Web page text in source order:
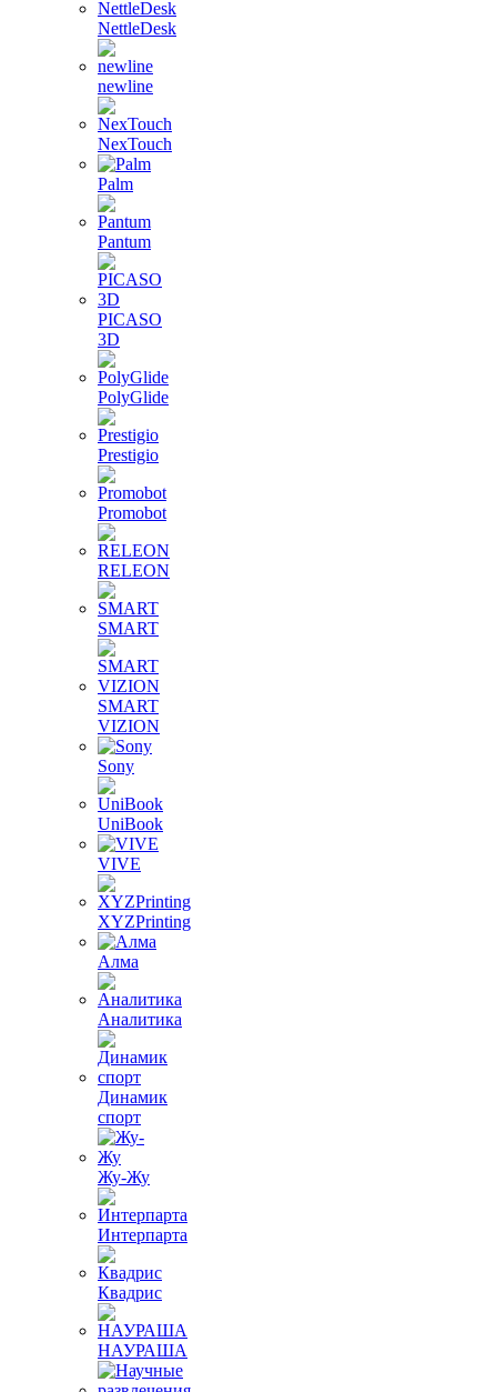
NettleDesk
newline
NexTouch
Palm
Pantum
PICASO
3D
PolyGlide
Prestigio
Promobot
RELEON
SMART
SMART
VIZION
Sony
UniBook
VIVE
XYZPrinting
Алма
Аналитика
Динамик
спорт
Жу-Жу
Интерпарта
Квадрис
НАУРАША